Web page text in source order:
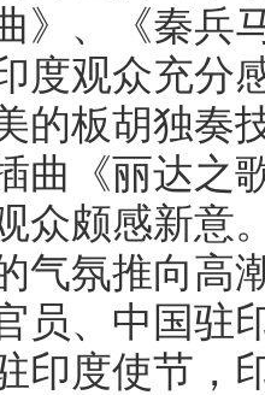
》、《秦兵
度观众充分
的板胡独奏
曲《丽达之
众颇感新意
气氛推向高
员、中国驻
印度使节，